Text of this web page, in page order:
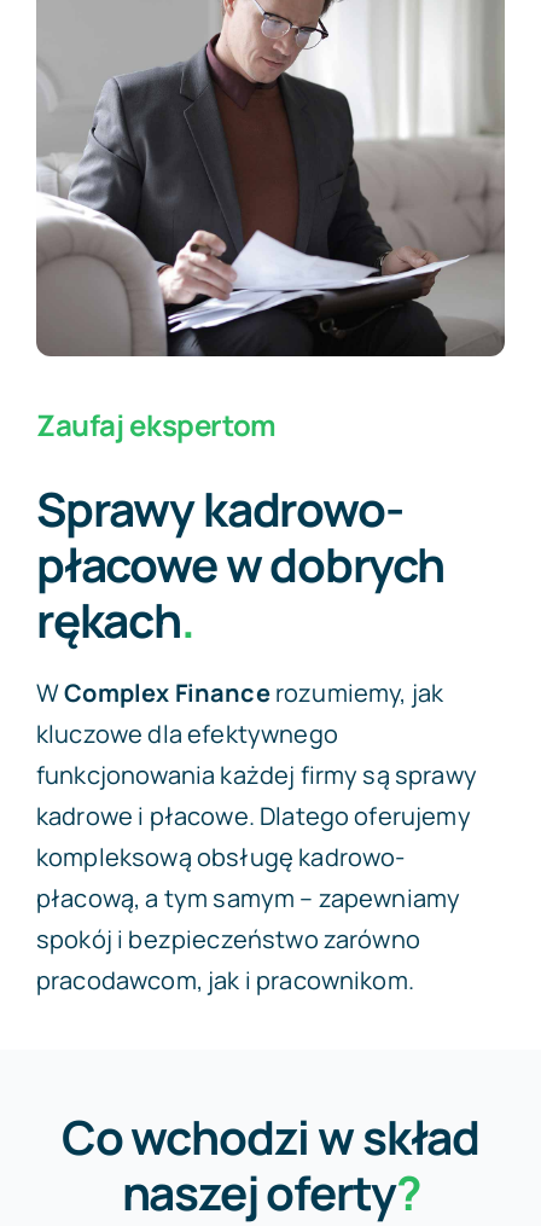
Zaufaj ekspertom
Sprawy kadrowo-
płacowe w dobrych
rękach.
WComplex Financerozumiemy, jak
kluczowe dla efektywnego
funkcjonowania każdej firmy są sprawy
kadrowe i płacowe. Dlatego oferujemy
kompleksową obsługę kadrowo-
płacową, a tym samym – zapewniamy
spokój i bezpieczeństwo zarówno
pracodawcom, jak i pracownikom.
Co wchodzi w skład
naszej oferty?